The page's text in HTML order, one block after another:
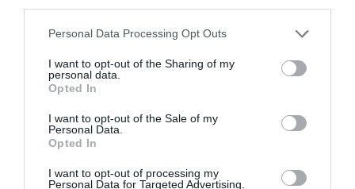
Please note that this website/app uses one or more Google
not limited to your visit or usage behaviour. You may click to
grant or deny consent to Google and its third-party tags to
use your data for below specified purposes in below Google
consent section.
Personal Data Processing Opt Outs
I want to opt-out of the Sharing of my
personal data.
Opted In
I want to opt-out of the Sale of my
Personal Data.
Opted In
I want to opt-out of processing my
Personal Data for Targeted Advertising.